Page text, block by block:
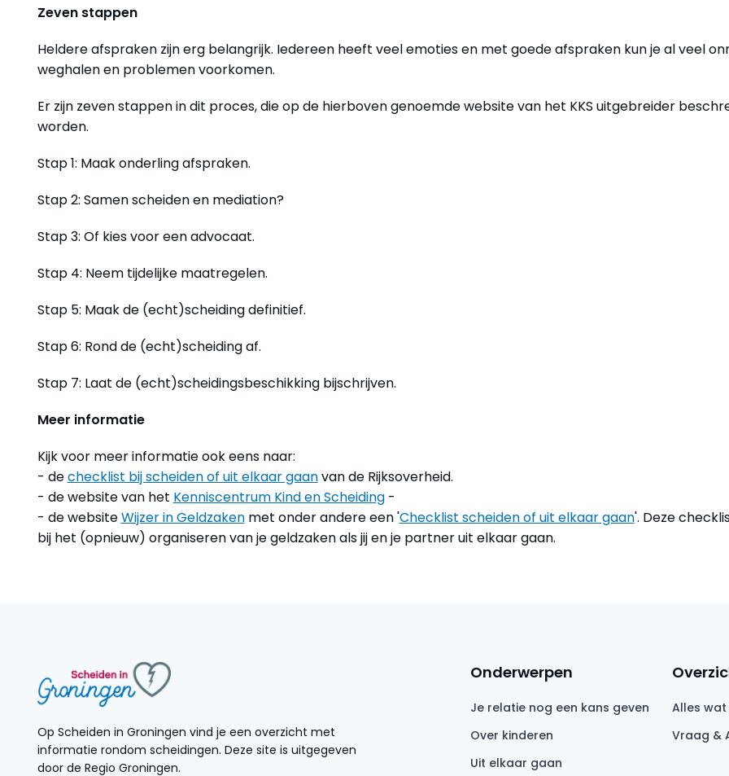
Zeven stappen
Heldere afspraken zijn erg belangrijk. Iedereen heeft veel emoties en met goede afspraken kun je al veel
weghalen en problemen voorkomen.
Er zijn zeven stappen in dit proces, die op de hierboven genoemde website van het KKS uitgebreider
worden.
Stap 1: Maak onderling afspraken.
Stap 2: Samen scheiden en mediation?
Stap 3: Of kies voor een advocaat.
Stap 4: Neem tijdelijke maatregelen.
Stap 5: Maak de (echt)scheiding definitief.
Stap 6: Rond de (echt)scheiding af.
Stap 7: Laat de (echt)scheidingsbeschikking bijschrijven.
Meer informatie
Kijk voor meer informatie ook eens naar:
- dechecklist bij scheiden of uit elkaar gaanvan de Rijksoverheid.
- de website van het Kenniscentrum Kind en Scheiding-
- de websiteWijzer in Geldzakenmet onder andere een 'Checklist scheiden of uit elkaar gaan'. Deze
bij het (opnieuw) organiseren van je geldzaken als jij en je partner uit elkaar gaan.
Op Scheiden in Groningen vind je een overzicht met
informatie rondom scheidingen. Deze site is uitgegeven
door de Regio Groningen.
Onderwerpen
Je relatie nog een kans geven
Over kinderen
Uit elkaar gaan
Alles
Vraag &